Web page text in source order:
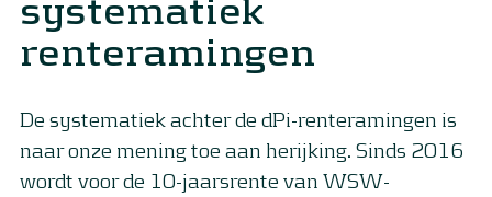
renteramingen
De systematiek achter de dPi-renteramingen is
naar onze mening toe aan herijking. Sinds 2016
wordt voor de 10-jaarsrente van WSW-